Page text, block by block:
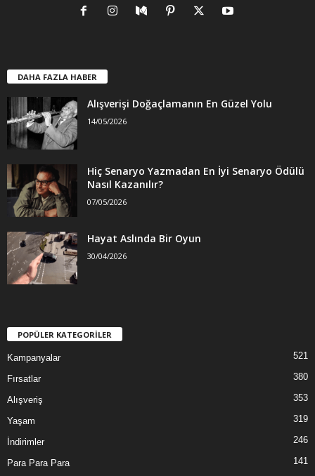
DAHA FAZLA HABER
Alışverişi Doğaçlamanın En Güzel Yolu
14/05/2026
Hiç Senaryo Yazmadan En İyi Senaryo Ödülü
Nasıl Kazanılır?
07/05/2026
Hayat Aslında Bir Oyun
30/04/2026
POPÜLER KATEGORİLER
Kampanyalar 521
Fırsatlar 380
Alışveriş 353
Yaşam 319
İndirimler 246
Para Para Para 141